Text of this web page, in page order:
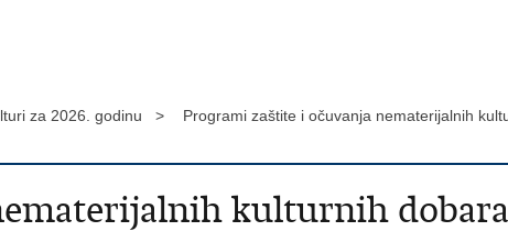
za 2026. godinu > Programi zaštite i očuvanja nematerijalnih
kulturnih